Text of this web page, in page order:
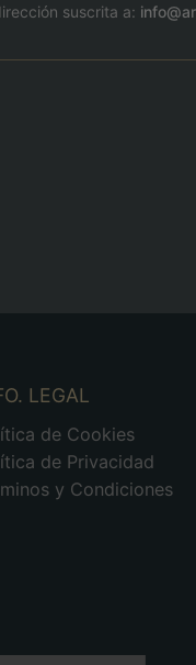
suscrita a:
LEGAL
de Cookies
de Privacidad
y Condiciones